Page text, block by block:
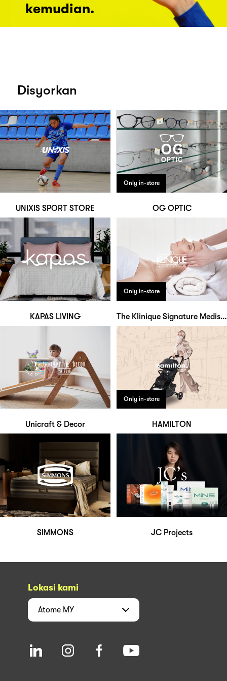
kemudian.
Disyorkan
UNIXIS SPORT STORE
Only in-store
OG OPTIC
KAPAS LIVING
Only in-store
The Klinique Signature Medispa
Unicraft & Decor
Only in-store
HAMILTON
SIMMONS JC Projects
Lokasi kami
Atome MY